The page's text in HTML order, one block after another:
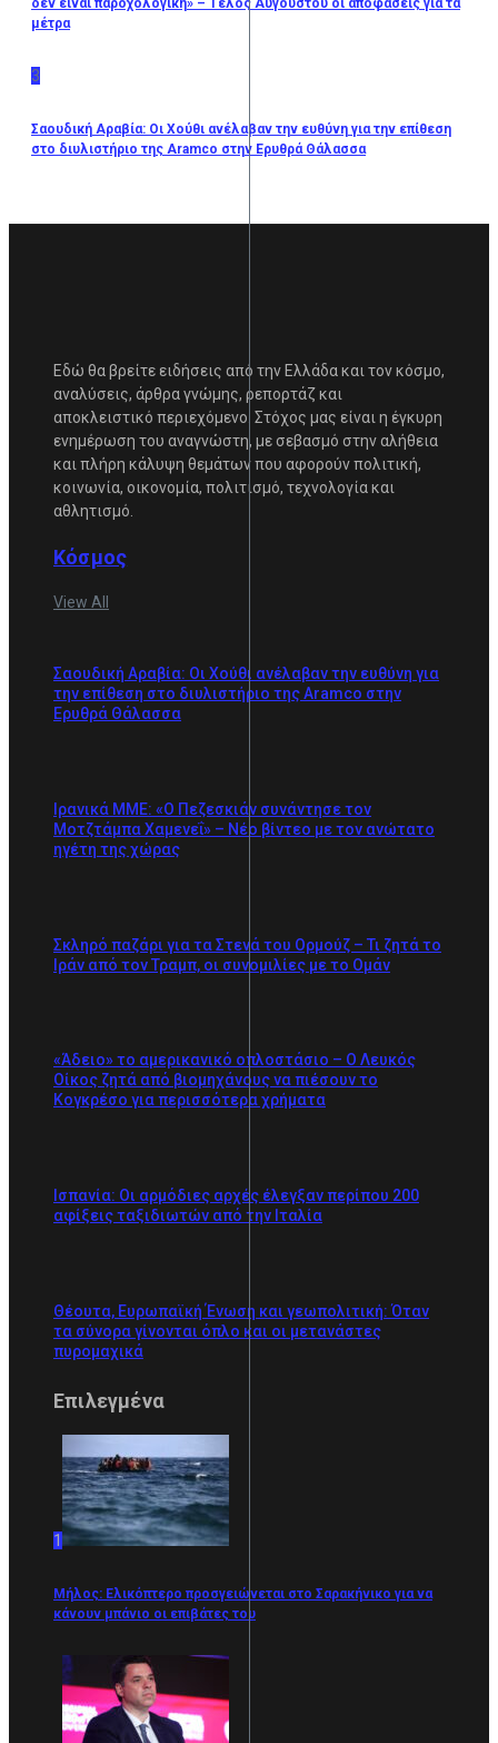
δεν είναι παροχολογική» – Τέλος Αυγούστου οι αποφάσεις για τα
μέτρα
3
Σαουδική Αραβία: Οι Χούθι ανέλαβαν την ευθύνη για την επίθεση
στο διυλιστήριο της Aramco στην Ερυθρά Θάλασσα
Εδώ θα βρείτε ειδήσεις από την Ελλάδα και τον κόσμο,
αναλύσεις, άρθρα γνώμης, ρεπορτάζ και
αποκλειστικό περιεχόμενο. Στόχος μας είναι η έγκυρη
ενημέρωση του αναγνώστη, με σεβασμό στην αλήθεια
και πλήρη κάλυψη θεμάτων που αφορούν πολιτική,
κοινωνία, οικονομία, πολιτισμό, τεχνολογία και
αθλητισμό.
Κόσμος
View All
Σαουδική Αραβία: Οι Χούθι ανέλαβαν την ευθύνη για
την επίθεση στο διυλιστήριο της Aramco στην
Ερυθρά Θάλασσα
Ιρανικά ΜΜΕ: «Ο Πεζεσκιάν συνάντησε τον
Μοτζτάμπα Χαμενεΐ» – Νέο βίντεο με τον ανώτατο
ηγέτη της χώρας
Σκληρό παζάρι για τα Στενά του Ορμούζ – Τι ζητά το
Ιράν από τον Τραμπ, οι συνομιλίες με το Ομάν
«Άδειο» το αμερικανικό οπλοστάσιο – Ο Λευκός
Οίκος ζητά από βιομηχάνους να πιέσουν το
Κογκρέσο για περισσότερα χρήματα
Ισπανία: Οι αρμόδιες αρχές έλεγξαν περίπου 200
αφίξεις ταξιδιωτών από την Ιταλία
Θέουτα, Ευρωπαϊκή Ένωση και γεωπολιτική: Όταν
τα σύνορα γίνονται όπλο και οι μετανάστες
πυρομαχικά
Επιλεγμένα
1
Μήλος: Ελικόπτερο προσγειώνεται στο Σαρακήνικο για να
κάνουν μπάνιο οι επιβάτες του